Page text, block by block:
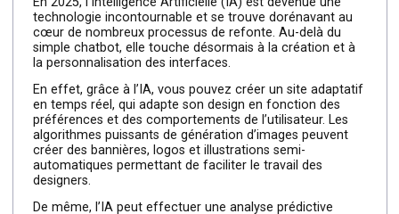
2. L’émergence de l’IA dans
le design : personnalisation
et adaptabilité
En 2025, l’Intelligence Artificielle (IA) est devenue une
technologie incontournable et se trouve dorénavant au
cœur de nombreux processus de refonte. Au-delà du
simple chatbot, elle touche désormais à la création et à